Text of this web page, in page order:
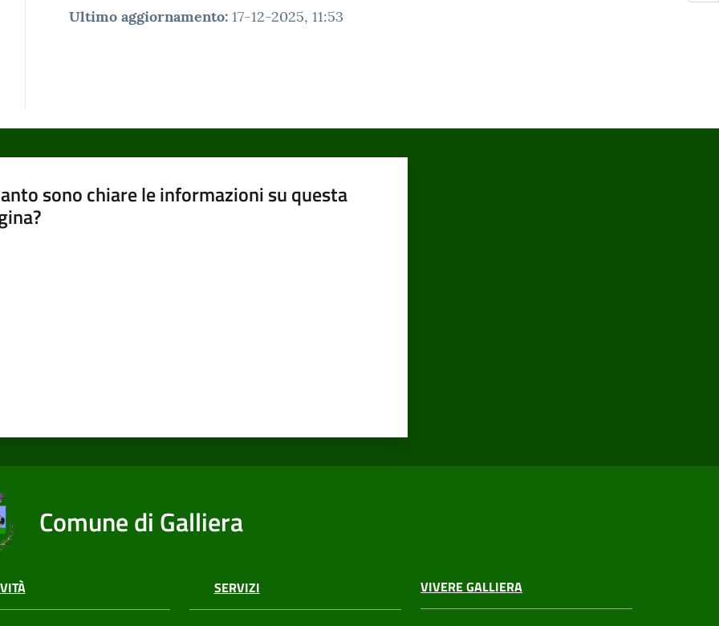
Ultimo aggiornamento: 17-12-2025, 11:53
sono chiare le informazioni su questa
Comune di Galliera
SERVIZI VIVERE GALLIERA